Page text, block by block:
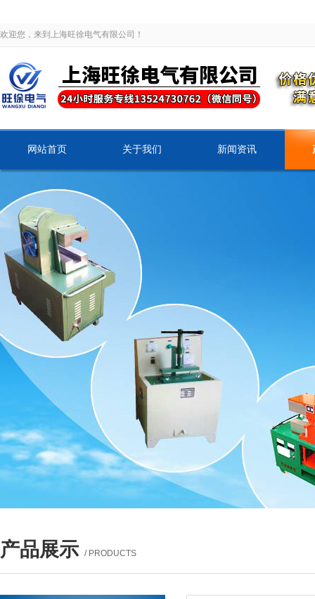
欢迎您，来到上海旺徐电气有限公司！
网站首页 关于我们 新闻资讯
产品展示 / PRODUCTS